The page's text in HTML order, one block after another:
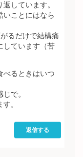
しています。
いことにはなら
るだけで結構痛
しています（苦
べるときはいつ
で。
。
返信する